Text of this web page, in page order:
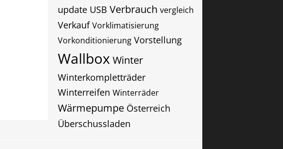
update USB Verbrauch vergleich
Verkauf Vorklimatisierung
Vorkonditionierung Vorstellung
Wallbox Winter
Winterkompletträder
Winterreifen Winterräder
Wärmepumpe Österreich
Überschussladen